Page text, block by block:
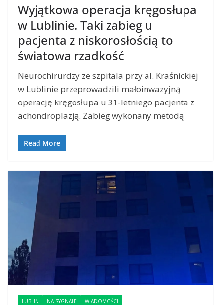
Wyjątkowa operacja kręgosłupa
w Lublinie. Taki zabieg u
pacjenta z niskorosłością to
światowa rzadkość
Neurochirurdzy ze szpitala przy al. Kraśnickiej
w Lublinie przeprowadzili małoinwazyjną
operację kręgosłupa u 31-letniego pacjenta z
achondroplazją. Zabieg wykonany metodą
Read More
LUBLIN NA SYGNALE WIADOMOŚCI